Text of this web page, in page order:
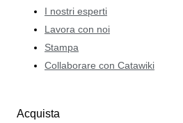
I nostri esperti
Lavora con noi
Stampa
Collaborare con Catawiki
Acquista